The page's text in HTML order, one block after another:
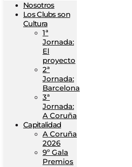
Nosotros
Los Clubs son
Cultura
1ª
Jornada:
El
proyecto
2ª
Jornada:
Barcelona
3ª
Jornada:
A Coruña
Capitalidad
A Coruña
2026
9º Gala
Premios